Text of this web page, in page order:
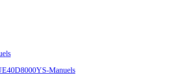
Manuels